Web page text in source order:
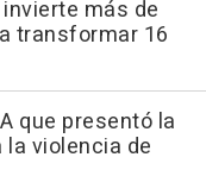
más de
transformar 16
que presentó la
violencia de